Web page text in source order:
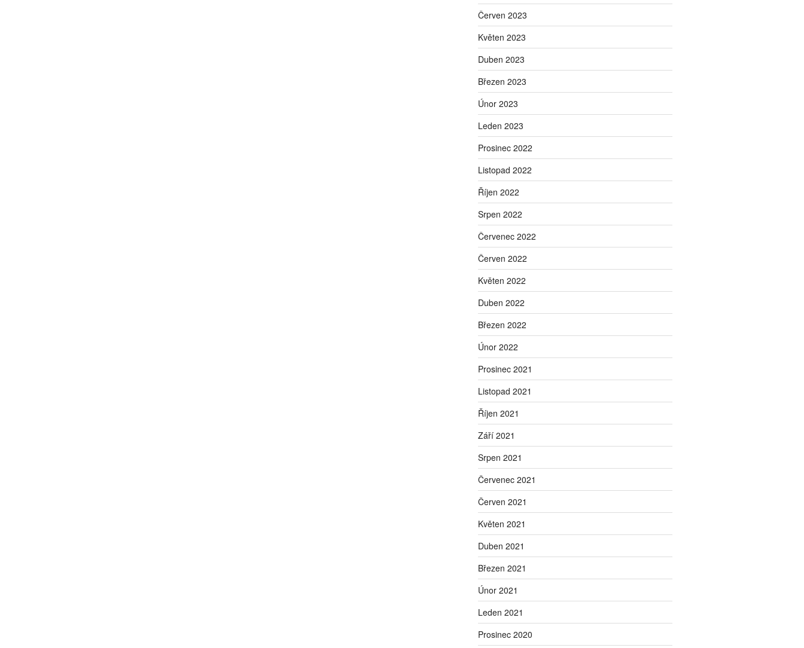
Červen 2023
Květen 2023
Duben 2023
Březen 2023
Únor 2023
Leden 2023
Prosinec 2022
Listopad 2022
Říjen 2022
Srpen 2022
Červenec 2022
Červen 2022
Květen 2022
Duben 2022
Březen 2022
Únor 2022
Prosinec 2021
Listopad 2021
Říjen 2021
Září 2021
Srpen 2021
Červenec 2021
Červen 2021
Květen 2021
Duben 2021
Březen 2021
Únor 2021
Leden 2021
Prosinec 2020